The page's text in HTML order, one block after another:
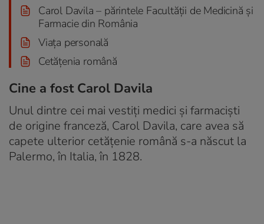
Carol Davila – părintele Facultății de Medicină și
Farmacie din România
Viața personală
Cetățenia română
Cine a fost Carol Davila
Unul dintre cei mai vestiți medici şi farmaciști
de origine franceză, Carol Davila, care avea să
capete ulterior cetăţenie română s-a născut la
Palermo, în Italia, în 1828.